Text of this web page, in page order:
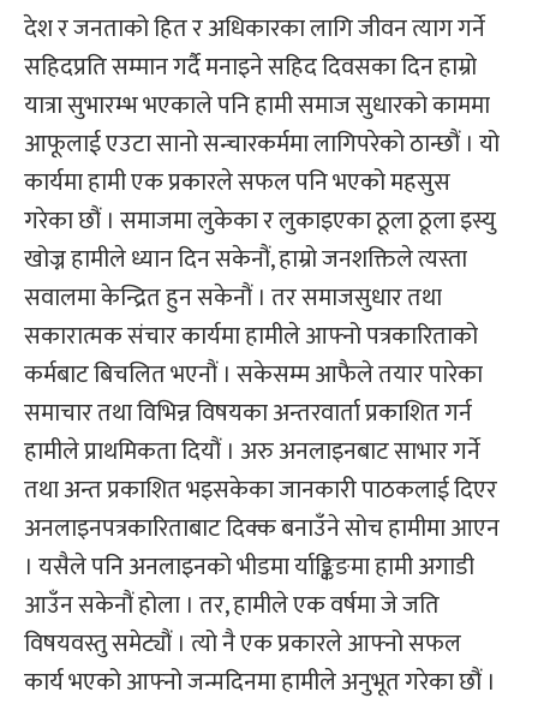
देश र जनताको हित र अधिकारका लागि जीवन त्याग गर्ने
सहिदप्रति सम्मान गर्दै मनाइने सहिद दिवसका दिन हाम्रो
यात्रा सुभारम्भ भएकाले पनि हामी समाज सुधारको काममा
आफूलाई एउटा सानो सन्चारकर्ममा लागिपरेको ठान्छौं । यो
कार्यमा हामी एक प्रकारले सफल पनि भएको महसुस
गरेका छौं । समाजमा लुकेका र लुकाइएका ठूला ठूला इस्यु
खोज्न हामीले ध्यान दिन सकेनौं, हाम्रो जनशक्तिले त्यस्ता
सवालमा केन्द्रित हुन सकेनौं । तर समाजसुधार तथा
सकारात्मक संचार कार्यमा हामीले आफ्नो पत्रकारिताको
कर्मबाट बिचलित भएनौं । सकेसम्म आफैले तयार पारेका
समाचार तथा विभिन्न विषयका अन्तरवार्ता प्रकाशित गर्न
हामीले प्राथमिकता दियौं । अरु अनलाइनबाट साभार गर्ने
तथा अन्त प्रकाशित भइसकेका जानकारी पाठकलाई दिएर
अनलाइनपत्रकारिताबाट दिक्क बनाउँने सोच हामीमा आएन
। यसैले पनि अनलाइनको भीडमा र्याङ्किङमा हामी अगाडी
आउँन सकेनौं होला । तर, हामीले एक वर्षमा जे जति
विषयवस्तु समेट्यौं । त्यो नै एक प्रकारले आफ्नो सफल
कार्य भएको आफ्नो जन्मदिनमा हामीले अनुभूत गरेका छौं ।